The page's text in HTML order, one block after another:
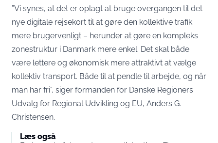
”Vi synes, at det er oplagt at bruge overgangen til det
nye digitale rejsekort til at gøre den kollektive trafik
mere brugervenligt – herunder at gøre en kompleks
zonestruktur i Danmark mere enkel. Det skal både
være lettere og økonomisk mere attraktivt at vælge
kollektiv transport. Både til at pendle til arbejde, og når
man har fri”, siger formanden for Danske Regioners
Udvalg for Regional Udvikling og EU, Anders G.
Christensen.
Læs også